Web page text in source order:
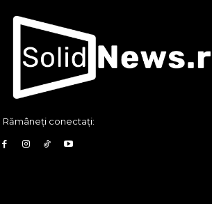
Rămâneți conectați: